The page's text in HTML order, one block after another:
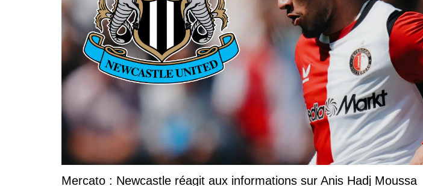
Mercato : Newcastle réagit aux informations sur Anis Hadj Moussa